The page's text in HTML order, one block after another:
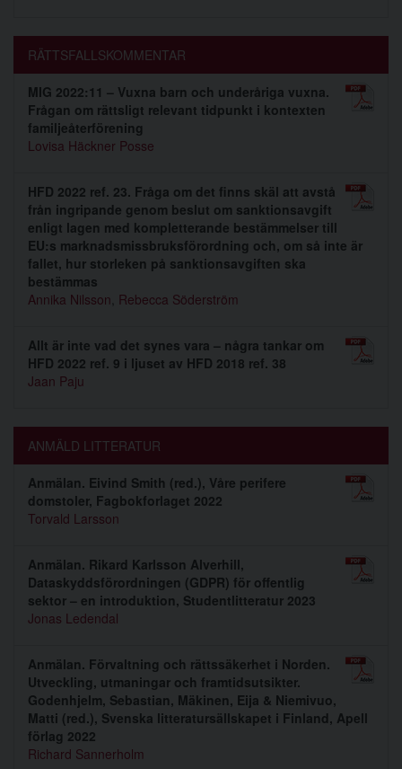
RÄTTSFALLSKOMMENTAR
MIG 2022:11 – Vuxna barn och underåriga vuxna.
Frågan om rättsligt relevant tidpunkt i kontexten
familjeåterförening
Lovisa Häckner Posse
HFD 2022 ref. 23. Fråga om det finns skäl att avstå
från ingripande genom beslut om sanktionsavgift
enligt lagen med kompletterande bestämmelser till
EU:s marknadsmissbruksförordning och, om så inte är
fallet, hur storleken på sanktionsavgiften ska
bestämmas
Annika Nilsson, Rebecca Söderström
Allt är inte vad det synes vara – några tankar om
HFD 2022 ref. 9 i ljuset av HFD 2018 ref. 38
Jaan Paju
ANMÄLD LITTERATUR
Anmälan. Eivind Smith (red.), Våre perifere
domstoler, Fagbokforlaget 2022
Torvald Larsson
Anmälan. Rikard Karlsson Alverhill,
Dataskyddsförordningen (GDPR) för offentlig
sektor – en introduktion, Studentlitteratur 2023
Jonas Ledendal
Anmälan. Förvaltning och rättssäkerhet i Norden.
Utveckling, utmaningar och framtidsutsikter.
Godenhjelm, Sebastian, Mäkinen, Eija & Niemivuo,
Matti (red.), Svenska litteratursällskapet i Finland, Apell
förlag 2022
Richard Sannerholm